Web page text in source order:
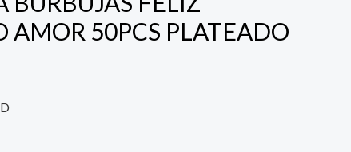
AMOR 50PCS PLATEADO